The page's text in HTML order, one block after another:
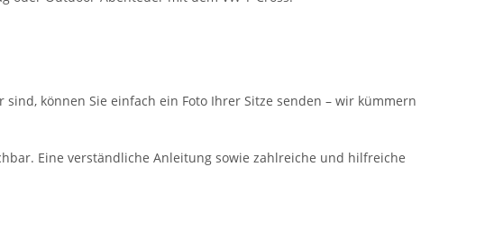
können Sie einfach ein Foto Ihrer Sitze senden – wir kümmern
Eine verständliche Anleitung sowie zahlreiche und hilfreiche